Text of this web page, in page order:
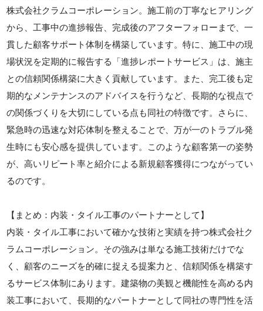
株式会社クラムコーポレーション。施工前の丁寧なヒアリング
から、工事中の進捗報告、完成後のアフターフォローまで、一
貫した顧客サポート体制を構築しています。特に、施工中の現
場状況を定期的に報告する「進捗レポートサービス」は、施主
との信頼関係構築に大きく貢献しています。また、完工後も定
期的なメンテナンスのアドバイスを行うなど、長期的な視点で
の関係づくりを大切にしている点も同社の特徴です。さらに、
緊急時の迅速な対応体制を整えることで、万が一のトラブル発
生時にも安心感を提供しています。このような顧客第一の姿勢
が、高いリピート率と紹介による新規顧客獲得につながってい
るのです。
【まとめ：内装・タイル工事のパートナーとして】
内装・タイル工事において確かな技術と実績を持つ株式会社ク
ラムコーポレーション。その強みは単なる施工技術だけでな
く、顧客のニーズを的確に捉える提案力と、信頼関係を構築す
るサービス体制にあります。建築物の美観と機能性を高める内
装工事において、長期的なパートナーとして同社の専門性を活